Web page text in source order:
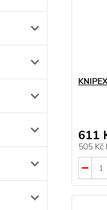
611
505 Kč